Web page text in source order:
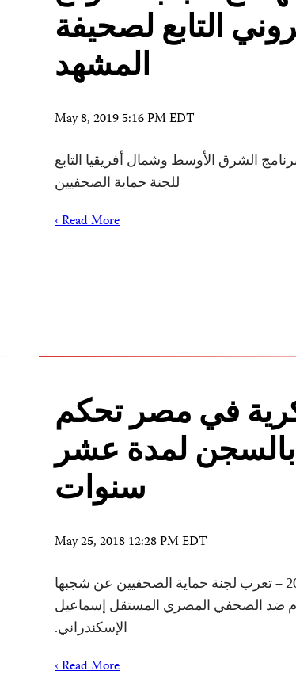
التابع لصحيفة
المشهد
May 8, 2019 5:16 PM EDT
الشرق الأوسط وشمال أفريقيا التابع
للجنة حماية الصحفيين
Read More ›
في مصر تحكم
لمدة عشر
سنوات
May 25, 2018 12:28 PM EDT
نيويورك، 22 مايو/ أيار 2018 – تعرب لجنة حماية الصحفيين عن شجبها
ضد الصحفي المصري المستقل إسماعيل
الإسكندراني.
Read More ›